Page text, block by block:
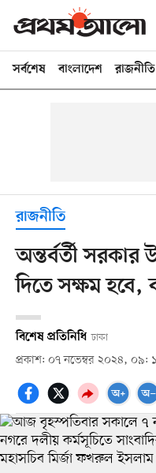
সর্বশেষ বাংলাদেশ রাজনীতি
রাজনীতি
অন্তর্বর্তী সরকার
দিতে সক্ষম
বিশেষ প্রতিনিধি ঢাকা
প্রকাশ: ০৭ নভেম্বর ২০২৪, ০৯: